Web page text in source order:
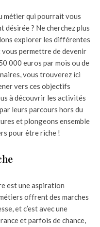
métier qui pourrait vous
désirée ? Ne cherchez plus
explorer les différentes
permettre de devenir
000 euros par mois ou de
vous trouverez ici
vers ces objectifs
à découvrir les activités
leurs parcours hors du
et plongeons ensemble
pour être riche !
est une aspiration
offrent des marches
et c’est avec une
et parfois de chance,